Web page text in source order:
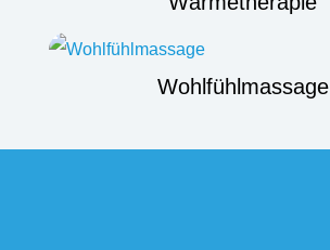
Wohlfühlmassage